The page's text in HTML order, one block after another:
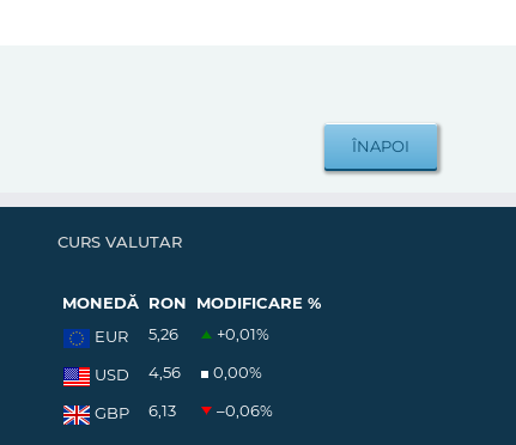
CURS VALUTAR
MONEDĂ RON
MODIFICARE %
EUR
5,26 +0,01%
USD 4,56 0,00%
GBP 6,13 –0,06%